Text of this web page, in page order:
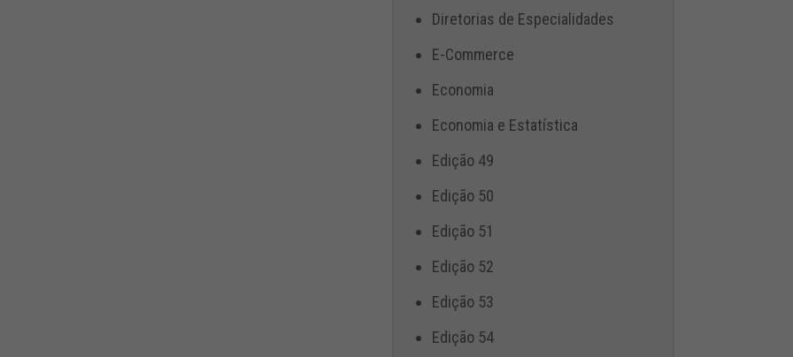
Diretorias de Especialidades
E-Commerce
Economia
Economia e Estatística
Edição 49
Edição 50
Edição 51
Edição 52
Edição 53
Edição 54